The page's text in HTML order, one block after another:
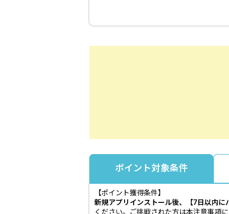
ポイント対象条件
【ポイント獲得条件】
新規アプリインストール後、【7日以内
ください。ご挑戦された方は本注意事